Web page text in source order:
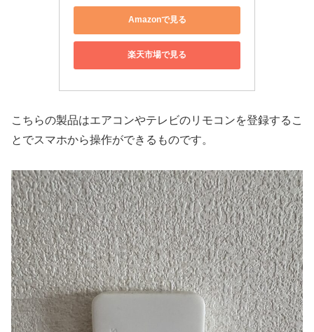
Amazonで見る
楽天市場で見る
こちらの製品はエアコンやテレビのリモコンを登録するこ
とでスマホから操作ができるものです。